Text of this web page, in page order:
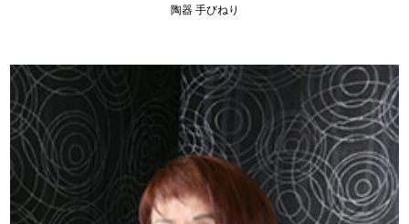
陶器 手びねり